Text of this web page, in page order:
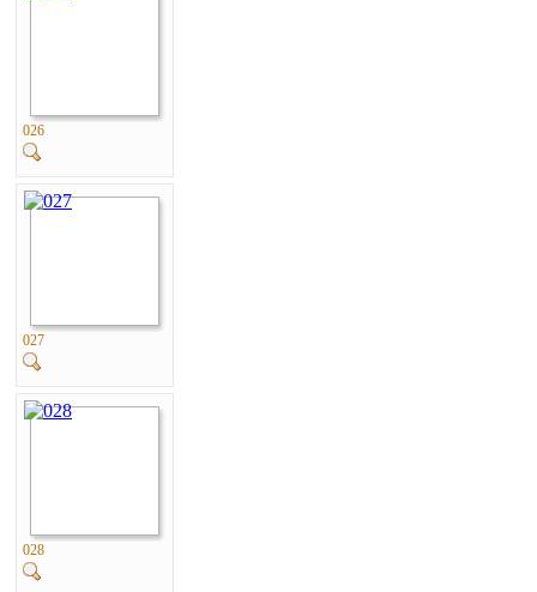
026
027
028